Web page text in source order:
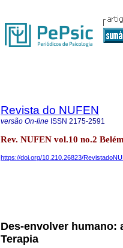
Revista do NUFEN
versão On-line ISSN 2175-2591
Rev. NUFEN vol.10 no.2
https://doi.org/10.210.26823/
Des-envolver humano:
Terapia